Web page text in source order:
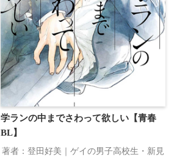
学ランの中までさわって欲しい【青春
BL】
著者：登田好美｜ゲイの男子高校生・新見